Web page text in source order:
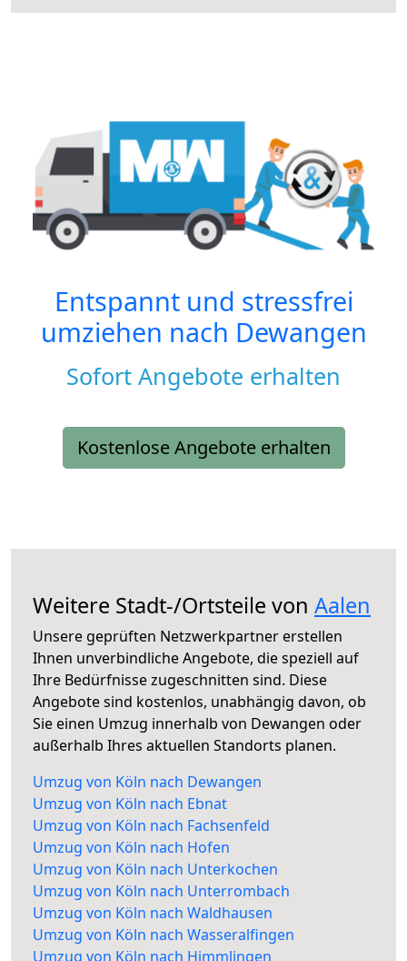
Entspannt und stressfrei
umziehen nach Dewangen
Sofort Angebote erhalten
Kostenlose Angebote erhalten
Weitere Stadt-/Ortsteile von Aalen
Unsere geprüften Netzwerkpartner erstellen
Ihnen unverbindliche Angebote, die speziell auf
Ihre Bedürfnisse zugeschnitten sind. Diese
Angebote sind kostenlos, unabhängig davon, ob
Sie einen Umzug innerhalb von Dewangen oder
außerhalb Ihres aktuellen Standorts planen.
Umzug von Köln nach Dewangen
Umzug von Köln nach Ebnat
Umzug von Köln nach Fachsenfeld
Umzug von Köln nach Hofen
Umzug von Köln nach Unterkochen
Umzug von Köln nach Unterrombach
Umzug von Köln nach Waldhausen
Umzug von Köln nach Wasseralfingen
Umzug von Köln nach Himmlingen